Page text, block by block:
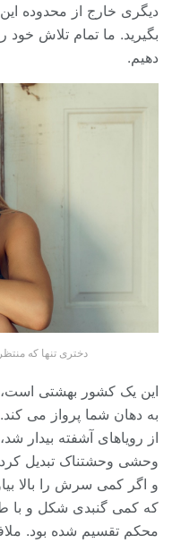
دیگری خارج از محدوده
بگیرید. ما تمام تلاش
دهیم.
دختری تنها که
این یک کشور بهشتی
به دهان شما پرواز می
از رویاهای آشفته بیدار
وحشی وحشتناک تبدیل
و اگر کمی سرش را بالا
که کمی گنبدی شکل و
محکم تقسیم شده بود.